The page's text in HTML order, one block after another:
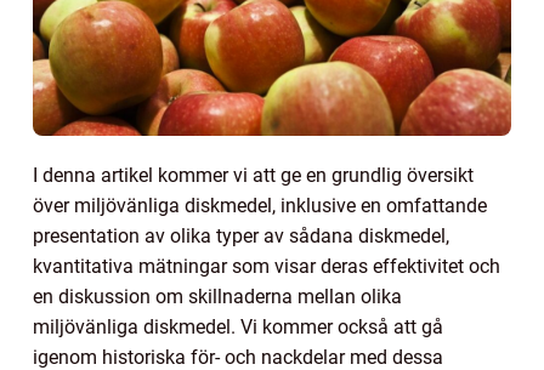
I denna artikel kommer vi att ge en grundlig översikt
över miljövänliga diskmedel, inklusive en omfattande
presentation av olika typer av sådana diskmedel,
kvantitativa mätningar som visar deras effektivitet och
en diskussion om skillnaderna mellan olika
miljövänliga diskmedel. Vi kommer också att gå
igenom historiska för- och nackdelar med dessa